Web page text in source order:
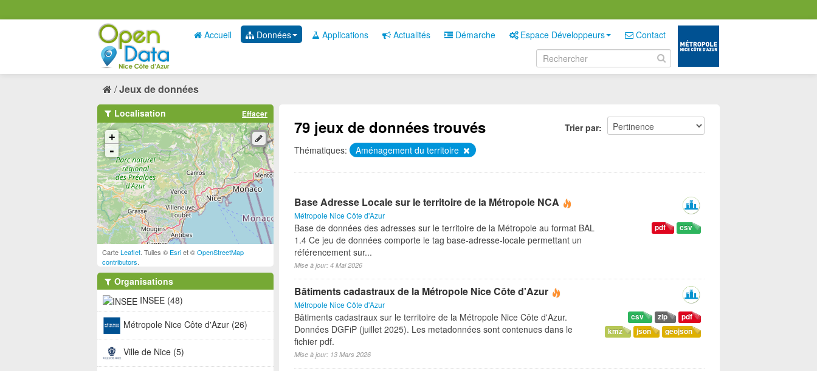
Accueil Données Applications Actualités Démarche Espace Développeurs Contact
Jeux de données
Trier par
79 jeux de données trouvés
Thématiques: Aménagement du territoire
Base Adresse Locale sur le territoire de la Métropole NCA
Métropole Nice Côte d'Azur
csv
pdf
Base de données des adresses sur le territoire de la Métropole au format BAL
1.4 Ce jeu de données comporte le tag base-adresse-locale permettant un
référencement sur...
Mise à jour: 4 Mai 2026
Bâtiments cadastraux de la Métropole Nice Côte d'Azur
Métropole Nice Côte d'Azur
pdf
zip
csv
geojson
json
kmz
Bâtiments cadastraux sur le territoire de la Métropole Nice Côte d'Azur.
Données DGFiP (juillet 2025). Les metadonnées sont contenues dans le
fichier pdf.
Mise à jour: 13 Mars 2026
Localisation Effacer
+
-
CarteLeaflet . Tuiles © Esriet ©OpenStreetMap
contributors
Organisations
INSEE (48)
Métropole Nice Côte d'Azur (26)
Ville de Nice (5)